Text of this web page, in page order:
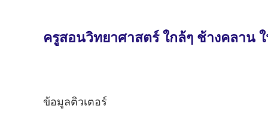
ครูสอนวิทยาศาสตร์ ใกล้ๆ ช้างคลาน
ข้อมูลติวเตอร์